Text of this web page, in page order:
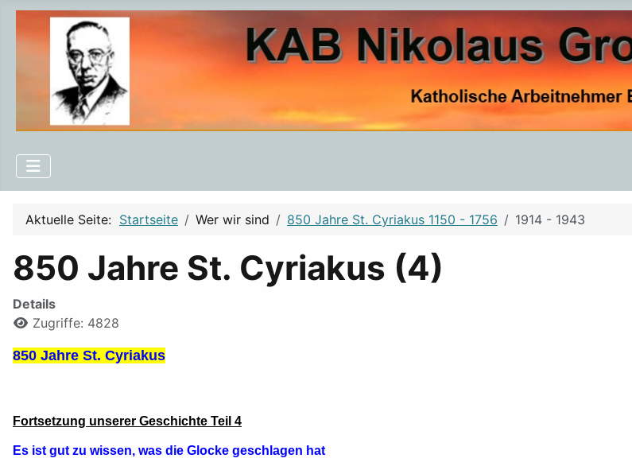
Aktuelle Seite: Startseite Wer wir sind 850 Jahre St. Cyriakus 1150 - 1756 1914 - 1943
850 Jahre St. Cyriakus (4)
Details
Zugriffe: 4828
850 Jahre St. Cyriakus
Fortsetzung unserer Geschichte Teil 4
Es ist gut zu wissen, was die Glocke geschlagen hat